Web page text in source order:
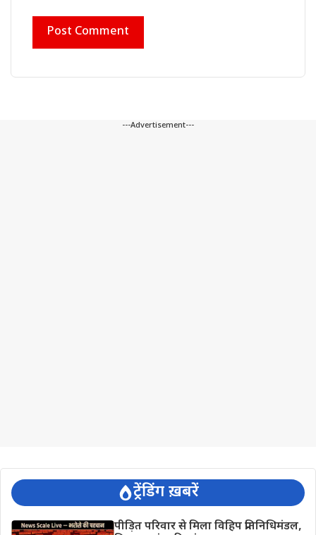
---Advertisement---
ट्रेंडिंग ख़बरें
पीड़ित परिवार से मिला विहिप प्रतिनिधिमंडल,